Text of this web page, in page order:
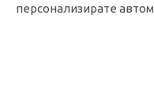
персонализирате